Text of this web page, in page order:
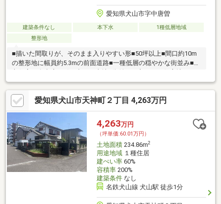
愛知県犬山市字中唐曽
建築条件なし 本下水
1種低層地域
整形地
■描いた間取りが、そのまま入りやすい形■50坪以上■間口約10m
の整形地に幅員約5.3mの前面道路■一種低層の穏やかな街並み■注
ります。
愛知県犬山市天神町２丁目 4,263万円
4,263万円
（坪単価:60.01万円）
土地面積234.86m2
用途地域１種住居
建ぺい率60%
容積率200%
建築条件なし
名鉄犬山線 犬山駅 徒歩1分